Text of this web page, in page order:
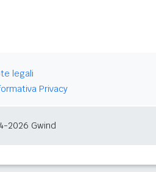
legali
Privacy
2026 Gwind